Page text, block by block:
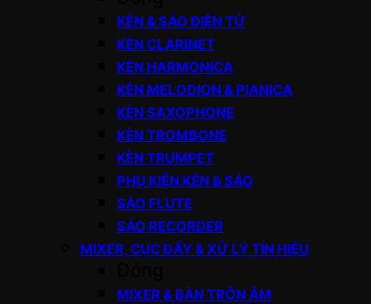
KÈN & SÁO ĐIỆN TỬ
KÈN CLARINET
KÈN HARMONICA
KÈN MELODION & PIANICA
KÈN SAXOPHONE
KÈN TROMBONE
KÈN TRUMPET
PHỤ KIỆN KÈN & SÁO
SÁO FLUTE
SÁO RECORDER
MIXER, CỤC ĐẨY & XỬ LÝ TÍN HIỆU
MIXER & BÀN TRỘN ÂM